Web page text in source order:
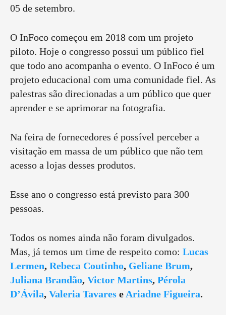
05 de setembro.
O InFoco começou em 2018 com um projeto
piloto. Hoje o congresso possui um público fiel
que todo ano acompanha o evento. O InFoco é um
projeto educacional com uma comunidade fiel. As
palestras são direcionadas a um público que quer
aprender e se aprimorar na fotografia.
Na feira de fornecedores é possível perceber a
visitação em massa de um público que não tem
acesso a lojas desses produtos.
Esse ano o congresso está previsto para 300
pessoas.
Todos os nomes ainda não foram divulgados.
Mas, já temos um time de respeito como: Lucas
Lermen, Rebeca Coutinho, Geliane Brum,
Juliana Brandão, Victor Martins, Pérola
D’Ávila, Valeria Tavares e Ariadne Figueira.